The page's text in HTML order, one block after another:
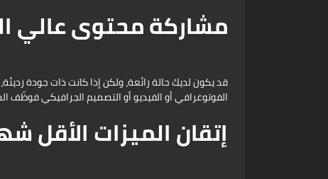
مشاركة محتوى عالي
قد يكون لديك حالة رائعة، ولكن إذا كانت ذات جودة
الفوتوغرافي أو الفيديو أو التصميم الجرافيكي فوظّف
إتقان الميزات الأقل